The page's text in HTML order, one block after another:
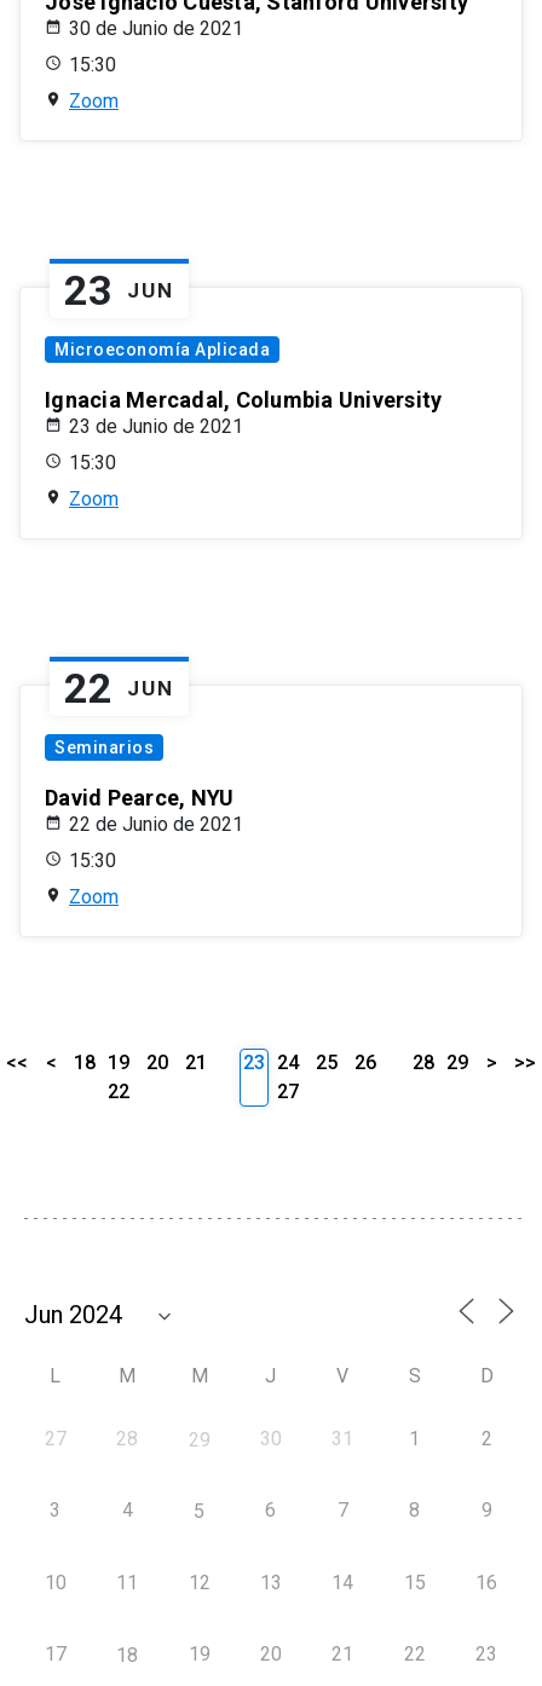
30 de Junio de 2021
15:30
Zoom
23 JUN
Microeconomía Aplicada
Ignacia Mercadal, Columbia University
23 de Junio de 2021
15:30
Zoom
22 JUN
Seminarios
David Pearce, NYU
22 de Junio de 2021
15:30
Zoom
<< < 18 19 20
21
22
23 24 25
26
27
28 29 > >>
L M M J V S D
27 28 29 30 31 1 2
3 4 5 6 7 8 9
10 11 12 13 14 15 16
17 18 19 20 21 22 23